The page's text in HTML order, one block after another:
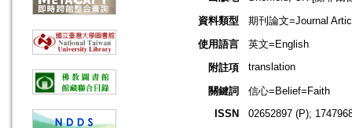
資料類型
期刊論文=Journal
使用語言
英文=English
附註項
translation
關鍵詞
信心=Belief=Faith
ISSN
02652897 (P);